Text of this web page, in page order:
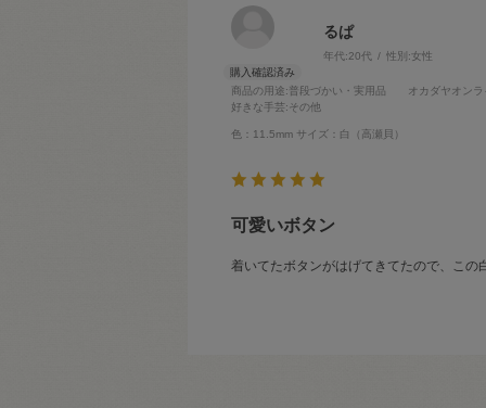
るぱ
年代:20代 性別:女性
商品の用途:普段づかい・実用品 オカダヤオン
好きな手芸:その他
色：11.5mm サイズ：白（高瀬貝）
可愛いボタン
着いてたボタンがはげてきてたので、この